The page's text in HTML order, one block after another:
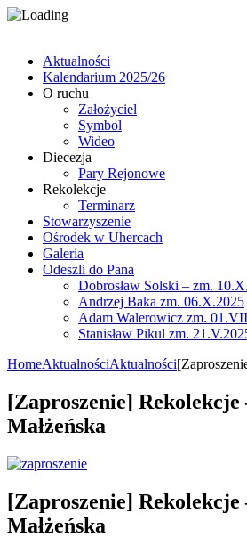
Aktualności
Kalendarium 2025/26
O ruchu
Założyciel
Symbol
Wideo
Diecezja
Pary Rejonowe
Rekolekcje
Terminarz
Stowarzyszenie
Ośrodek w Uhercach
Galeria
Odeszli do Pana
Dobrosław Solski – zm.
Andrzej Baka zm. 06.X.2025
Adam Walerowicz zm.
Stanisław Pikul zm.
HomeAktualnościAktualności
[Zaproszenie]
Małżeńska
[Zaproszenie]
Małżeńska